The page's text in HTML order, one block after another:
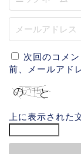
次回のコメ
前、メールアド
上に表示された